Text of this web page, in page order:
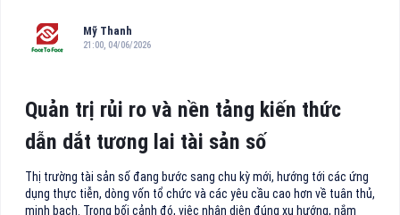
Mỹ Thanh
21:00, 04/06/2026
Quản trị rủi ro và nền tảng kiến thức
dẫn dắt tương lai tài sản số
Thị trường tài sản số đang bước sang chu kỳ mới, hướng tới các ứng
dụng thực tiễn, dòng vốn tổ chức và các yêu cầu cao hơn về tuân thủ,
minh bạch. Trong bối cảnh đó, việc nhận diện đúng xu hướng, nắm